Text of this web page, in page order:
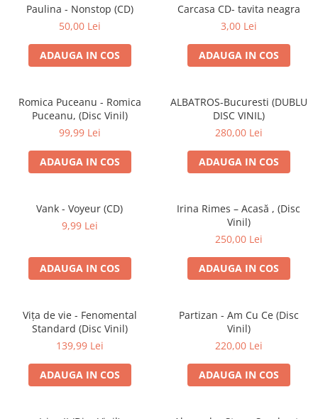
Viniluri Românești
Colecția Electrecord
Paulina - Nonstop (CD)
50,00 Lei
ADAUGA IN COS
Carcasa CD- tavita neagra
3,00 Lei
ADAUGA IN COS
Romica Puceanu - Romica
Puceanu, (Disc Vinil)
99,99 Lei
ADAUGA IN COS
ALBATROS-Bucuresti (DUBLU
DISC VINIL)
280,00 Lei
ADAUGA IN COS
Vank - Voyeur (CD)
9,99 Lei
ADAUGA IN COS
Irina Rimes – Acasă , (Disc
Vinil)
250,00 Lei
ADAUGA IN COS
Vița de vie - Fenomental
Standard (Disc Vinil)
139,99 Lei
ADAUGA IN COS
Partizan - Am Cu Ce (Disc
Vinil)
220,00 Lei
ADAUGA IN COS